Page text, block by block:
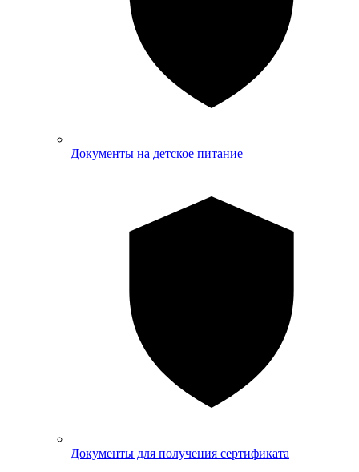
Документы на детское питание
Документы для получения сертификата